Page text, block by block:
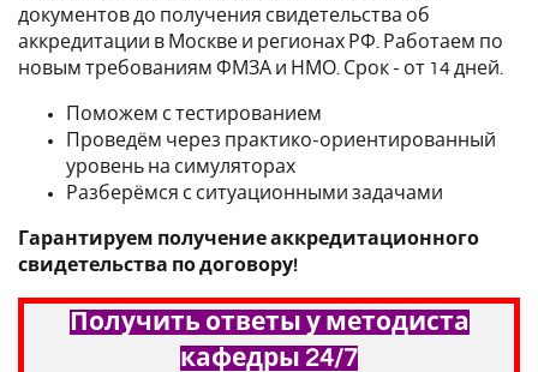
документов до получения свидетельства об
аккредитации в Москве и регионах РФ. Работаем по
новым требованиям ФМЗА и НМО. Срок - от 14 дней.
Поможем с тестированием
Проведём через практико-ориентированный
уровень на симуляторах
Разберёмся с ситуационными задачами
Гарантируем получение аккредитационного
свидетельства по договору!
Получить ответы у методиста
кафедры 24/7